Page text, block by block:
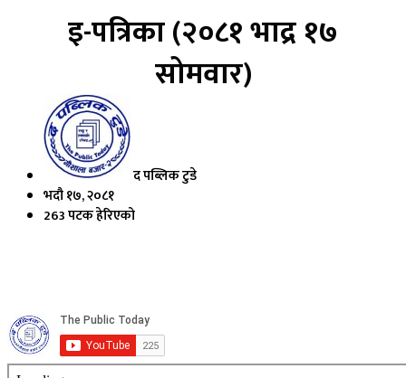
इ-पत्रिका (२०८१ भाद्र १७
सोमवार)
द पब्लिक टुडे
भदौ १७, २०८१
263 पटक हेरिएको